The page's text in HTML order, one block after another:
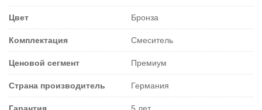
Цвет Бронза
Комплектация Смеситель
Ценовой сегмент Премиум
Страна производитель Германия
Гарантия 5 лет